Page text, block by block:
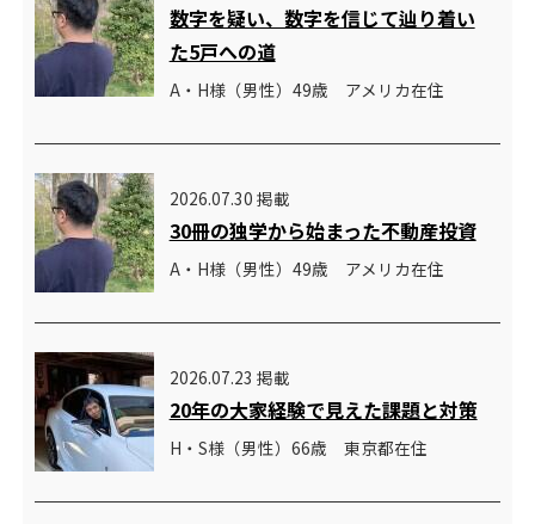
数字を疑い、数字を信じて辿り着い
た5戸への道
A・H様（男性）49歳 アメリカ在住
2026.07.30 掲載
30冊の独学から始まった不動産投資
A・H様（男性）49歳 アメリカ在住
2026.07.23 掲載
20年の大家経験で見えた課題と対策
H・S様（男性）66歳 東京都在住